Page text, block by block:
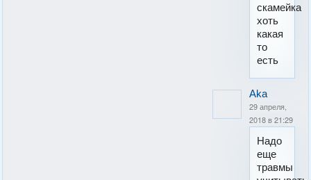
скамейка
хоть
какая
то
есть
Aka
29 апреля,
2018 в 21:29
Надо
еще
травмы